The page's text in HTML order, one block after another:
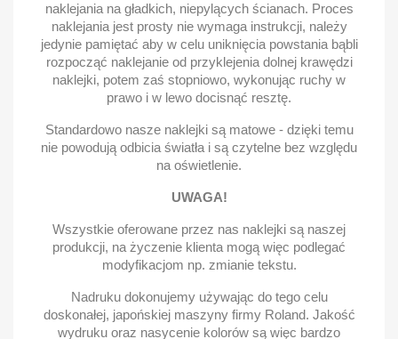
naklejania na gładkich, niepylących ścianach. Proces
naklejania jest prosty nie wymaga instrukcji, należy
jedynie pamiętać aby w celu uniknięcia powstania bąbli
rozpocząć naklejanie od przyklejenia dolnej krawędzi
naklejki, potem zaś stopniowo, wykonując ruchy w
prawo i w lewo docisnąć resztę.
Standardowo nasze naklejki są matowe - dzięki temu
nie powodują odbicia światła i są czytelne bez względu
na oświetlenie.
UWAGA!
Wszystkie oferowane przez nas naklejki są naszej
produkcji, na życzenie klienta mogą więc podlegać
modyfikacjom np. zmianie tekstu.
Nadruku dokonujemy używając do tego celu
doskonałej, japońskiej maszyny firmy Roland. Jakość
wydruku oraz nasycenie kolorów są więc bardzo